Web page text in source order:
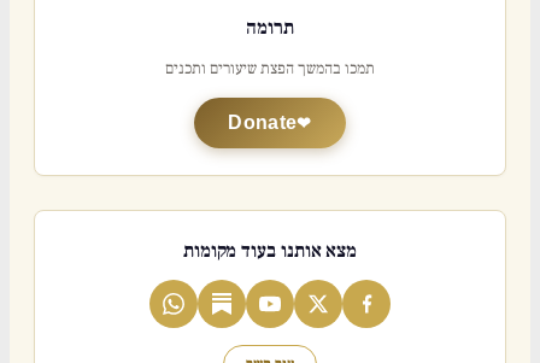
תרומה
תמכו בהמשך הפצת שיעורים ותכנים
Donate
מצא אותנו בעוד מקומות